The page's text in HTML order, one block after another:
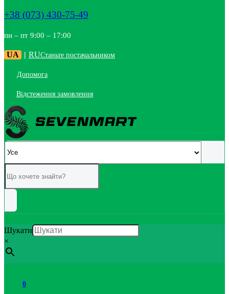
+38 (073) 430-75-49
пн – пт 9:00 – 17:00
UA | RUСтаньте постачальником
Допомога
Відстеження замовлення
Шукати
×
0